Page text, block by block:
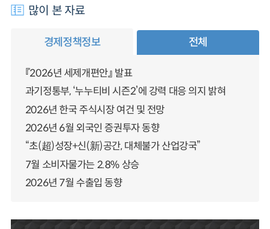
많이 본 자료
경제정책정보 전체
『2026년 세제개편안』 발표
과기정통부, ‘누누티비 시즌2’에 강력 대응 의지 밝혀
2026년 한국 주식시장 여건 및 전망
2026년 6월 외국인 증권투자 동향
“초(超)성장+신(新)공간, 대체불가 산업강국”
7월 소비자물가는 2.8% 상승
2026년 7월 수출입 동향